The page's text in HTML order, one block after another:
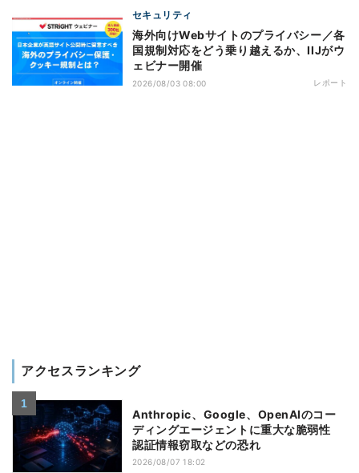
セキュリティ
海外向けWebサイトのプライバシー／各
国規制対応をどう乗り越えるか、IIJがウ
ェビナー開催
2026/08/03 08:00 レポート
アクセスランキング
Anthropic、Google、OpenAIのコー
ディングエージェントに重大な脆弱性
認証情報窃取などの恐れ
2026/08/07 18:02